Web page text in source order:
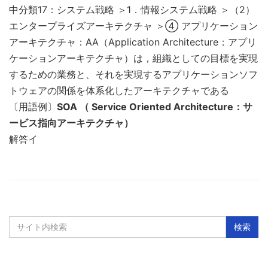
中分類17：システム戦略 ＞1．情報システム戦略 ＞（2）
エンタープライズアーキテクチャ ＞④ アプリケーション
アーキテクチャ：AA（Application Architecture：アプリ
ケーションアーキテクチャ）は，組織としての目標を実現
するための業務と、それを実現するアプリケーションソフ
トウェアの関係を体系化したアーキテクチャである
〔用語例〕 SOA （ Service Oriented Architecture：サ
ービス指向アーキテクチャ）
解答イ